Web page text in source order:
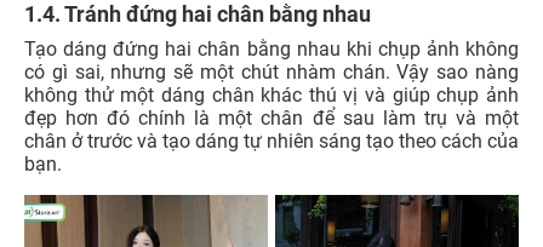
1.4. Tránh đứng hai chân bằng nhau
Tạo dáng đứng hai chân bằng nhau khi chụp ảnh không
có gì sai, nhưng sẽ một chút nhàm chán. Vậy sao nàng
không thử một dáng chân khác thú vị và giúp chụp ảnh
đẹp hơn đó chính là một chân để sau làm trụ và một
chân ở trước và tạo dáng tự nhiên sáng tạo theo cách của
bạn.